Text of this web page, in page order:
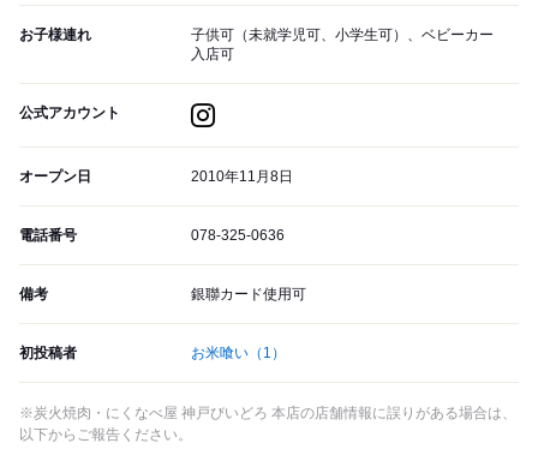
お子様連れ
子供可（未就学児可、小学生可）、ベビーカー
入店可
公式アカウント
オープン日 2010年11月8日
電話番号 078-325-0636
備考 銀聯カード使用可
初投稿者 お米喰い （1）
※炭火焼肉・にくなべ屋 神戸びいどろ 本店の店舗情報に誤りがある場合は、
以下からご報告ください。